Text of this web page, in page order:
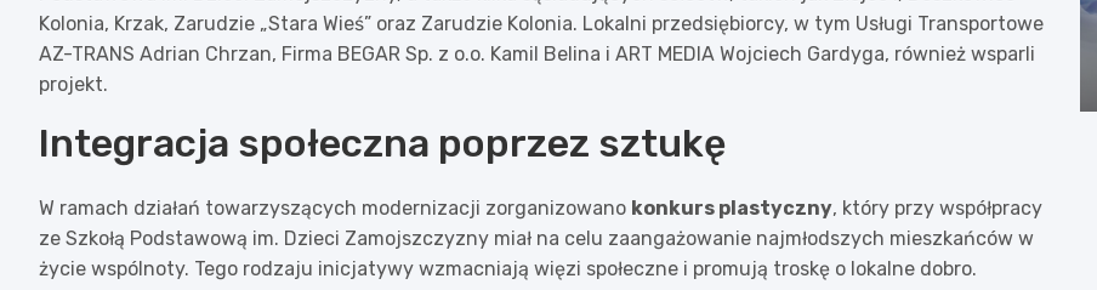
Kolonia, Krzak, Zarudzie „Stara Wieś” oraz Zarudzie Kolonia. Lokalni przedsiębiorcy, w tym Usługi Transportowe
AZ-TRANS Adrian Chrzan, Firma BEGAR Sp. z o.o. Kamil Belina i ART MEDIA Wojciech Gardyga, również wsparli
projekt.
Integracja społeczna poprzez sztukę
W ramach działań towarzyszących modernizacji zorganizowano konkurs plastyczny, który przy współpracy
ze Szkołą Podstawową im. Dzieci Zamojszczyzny miał na celu zaangażowanie najmłodszych mieszkańców w
życie wspólnoty. Tego rodzaju inicjatywy wzmacniają więzi społeczne i promują troskę o lokalne dobro.